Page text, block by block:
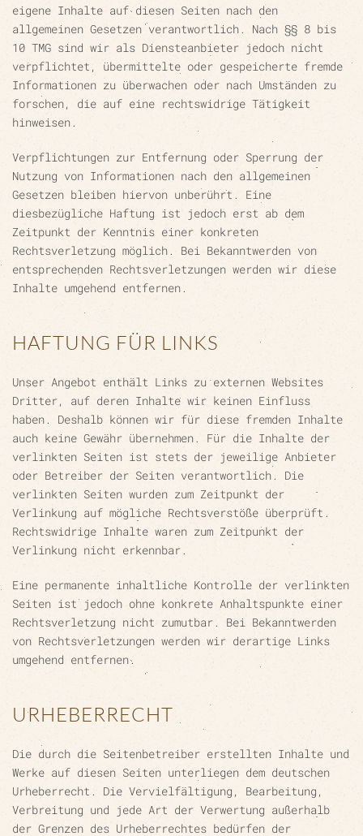
eigene Inhalte auf diesen Seiten nach den
allgemeinen Gesetzen verantwortlich. Nach §§ 8 bis
10 TMG sind wir als Diensteanbieter jedoch nicht
verpflichtet, übermittelte oder gespeicherte fremde
Informationen zu überwachen oder nach Umständen zu
forschen, die auf eine rechtswidrige Tätigkeit
hinweisen.
Verpflichtungen zur Entfernung oder Sperrung der
Nutzung von Informationen nach den allgemeinen
Gesetzen bleiben hiervon unberührt. Eine
diesbezügliche Haftung ist jedoch erst ab dem
Zeitpunkt der Kenntnis einer konkreten
Rechtsverletzung möglich. Bei Bekanntwerden von
entsprechenden Rechtsverletzungen werden wir diese
Inhalte umgehend entfernen.
HAFTUNG FÜR LINKS
Unser Angebot enthält Links zu externen Websites
Dritter, auf deren Inhalte wir keinen Einfluss
haben. Deshalb können wir für diese fremden Inhalte
auch keine Gewähr übernehmen. Für die Inhalte der
verlinkten Seiten ist stets der jeweilige Anbieter
oder Betreiber der Seiten verantwortlich. Die
verlinkten Seiten wurden zum Zeitpunkt der
Verlinkung auf mögliche Rechtsverstöße überprüft.
Rechtswidrige Inhalte waren zum Zeitpunkt der
Verlinkung nicht erkennbar.
Eine permanente inhaltliche Kontrolle der verlinkten
Seiten ist jedoch ohne konkrete Anhaltspunkte einer
Rechtsverletzung nicht zumutbar. Bei Bekanntwerden
von Rechtsverletzungen werden wir derartige Links
umgehend entfernen.
URHEBERRECHT
Die durch die Seitenbetreiber erstellten Inhalte und
Werke auf diesen Seiten unterliegen dem deutschen
Urheberrecht. Die Vervielfältigung, Bearbeitung,
Verbreitung und jede Art der Verwertung außerhalb
der Grenzen des Urheberrechtes bedürfen der